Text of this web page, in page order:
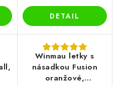
DETAIL
Winmau letky s
násadkou Fusion
oranžové,